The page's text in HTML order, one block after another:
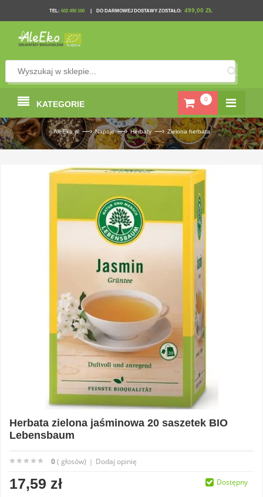
TEL: 602 490 100 DO DARMOWEJ DOSTAWY ZOSTAŁO: 499,00 ZŁ
0
KATEGORIE
AleEko.pl —› Napoje —› Herbaty —› Zielona herbata
Herbata zielona jaśminowa 20 saszetek BIO
Lebensbaum
0( głosów) | Dodaj opinię
17,59 zł Dostępny